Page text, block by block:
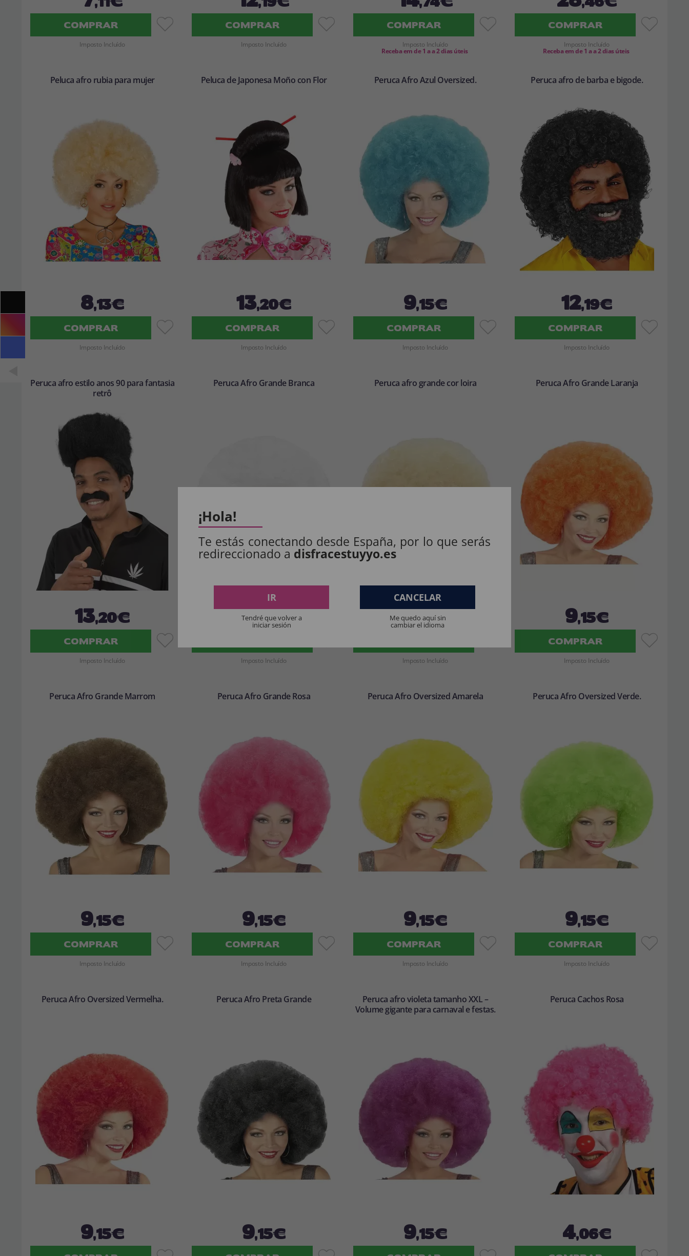
COMPRAR
Imposto Incluído
COMPRAR
Imposto Incluído
COMPRAR
Imposto Incluído
Receba em de 1 a a 2 dias úteis
COMPRAR
Imposto Incluído
Receba em de 1 a a 2 dias úteis
Peluca afro rubia para mujer
8,13€
COMPRAR
Imposto Incluído
Peluca de Japonesa Moño con Flor
13,20€
COMPRAR
Imposto Incluído
Peruca Afro Azul Oversized.
9,15€
COMPRAR
Imposto Incluído
Peruca afro de barba e bigode.
12,19€
COMPRAR
Imposto Incluído
Peruca afro estilo anos 90 para fantasia
retrô
13,20€
COMPRAR
Imposto Incluído
Peruca Afro Grande Branca
9,15€
Imposto Incluído
Peruca afro grande cor loira
9,15€
Imposto Incluído
Peruca Afro Grande Laranja
9,15€
COMPRAR
Imposto Incluído
Peruca Afro Grande Marrom
9,15€
COMPRAR
Imposto Incluído
Peruca Afro Grande Rosa
9,15€
COMPRAR
Imposto Incluído
Peruca Afro Oversized Amarela
9,15€
COMPRAR
Imposto Incluído
Peruca Afro Oversized Verde.
9,15€
COMPRAR
Imposto Incluído
Peruca Afro Oversized Vermelha.
9,15€
Peruca Afro Preta Grande
9,15€
Peruca afro violeta tamanho XXL –
Volume gigante para carnaval e festas.
9,15€
Peruca Cachos Rosa
4,06€
¡Hola!
Te estás conectando desde España, por lo que serás
redireccionado a disfracestuyyo.es
IR
Tendré que volver a
iniciar sesión
CANCELAR
Me quedo aquí sin
cambiar el idioma